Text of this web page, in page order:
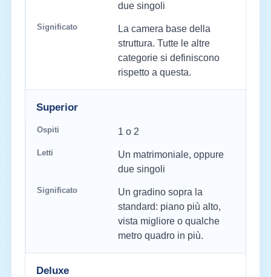
due singoli
La camera base della
struttura. Tutte le altre
categorie si definiscono
rispetto a questa.
Superior
1 o 2
Un matrimoniale, oppure
due singoli
Un gradino sopra la
standard: piano più alto,
vista migliore o qualche
metro quadro in più.
Deluxe